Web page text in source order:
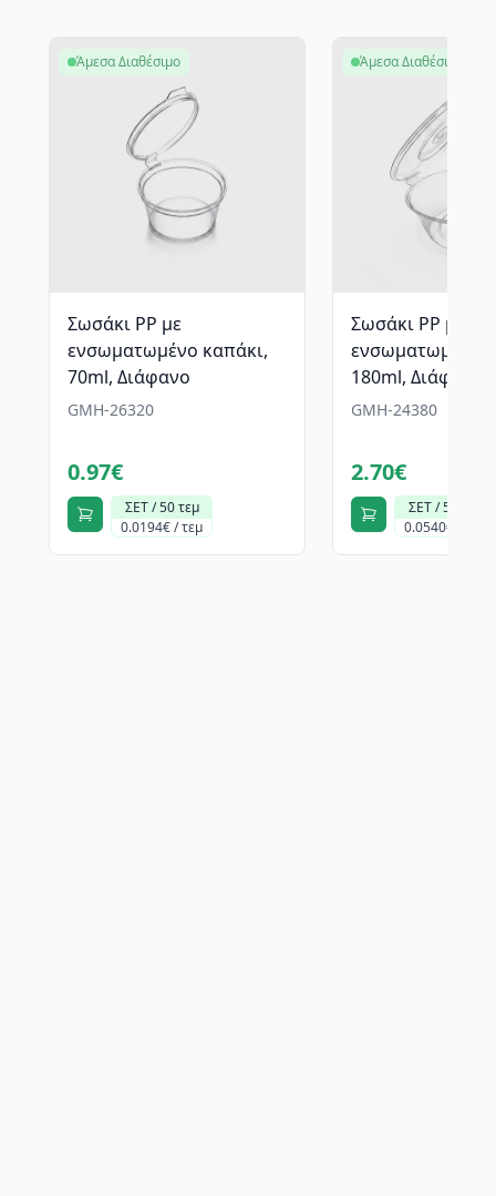
Σωσάκι PP με
ενσωματωμένο καπάκι,
70ml, Διάφανο
GMH-26320
0.97€
ΣΕΤ / 50 τεμ
0.0194€ / τεμ
Άμεσα Διαθέσιμο
Σωσάκι PP με
ενσωματωμένο
180ml, Διάφανο
GMH-24380
2.70€
ΣΕΤ / 50 τεμ
0.0540€ / τεμ
Άμεσα Διαθέσιμο